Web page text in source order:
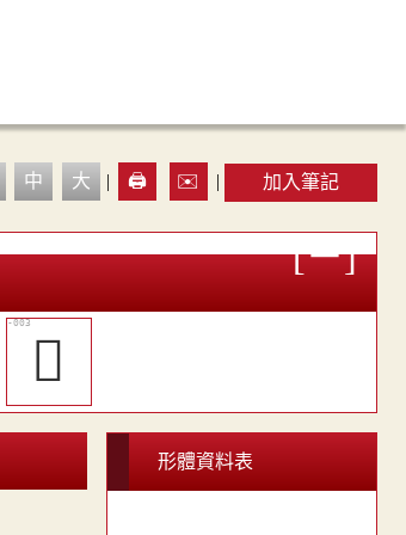
中 大 | 🖨️ ✉️ | 加入筆記
𦯴
形體資料表